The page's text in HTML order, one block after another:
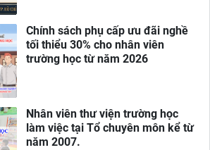
Chính sách phụ cấp ưu đãi nghề
tối thiểu 30% cho nhân viên
trường học từ năm 2026
Nhân viên thư viện trường học
làm việc tại Tổ chuyên môn kể từ
năm 2007.